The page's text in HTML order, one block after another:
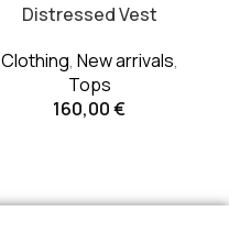
Distressed Vest
Clothing, New arrivals,
Tops
160,00€